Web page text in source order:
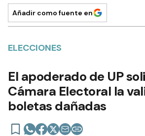
Añadir como fuente en
ELECCIONES
El apoderado de UP
Cámara Electoral la
boletas dañadas